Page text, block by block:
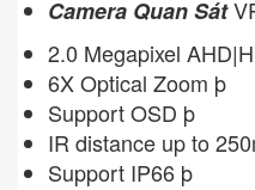
Camera Quan Sát
2.0 Megapixel
6X Optical Zoom þ
Support OSD þ
IR distance up to
Support IP66 þ